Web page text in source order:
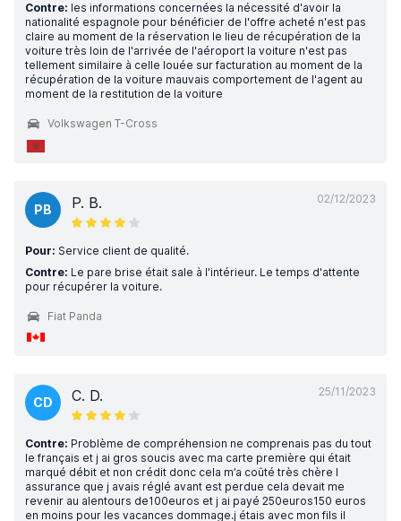
Contre: les informations concernées la nécessité d'avoir la
nationalité espagnole pour bénéficier de l'offre acheté n'est pas
claire au moment de la réservation le lieu de récupération de la
voiture très loin de l'arrivée de l'aéroport la voiture n'est pas
tellement similaire à celle louée sur facturation au moment de la
récupération de la voiture mauvais comportement de l'agent au
moment de la restitution de la voiture
Volkswagen T-Cross
02/12/2023
PB P. B.
Pour: Service client de qualité.
Contre: Le pare brise était sale à l'intérieur. Le temps d'attente
pour récupérer la voiture.
Fiat Panda
25/11/2023
CD C. D.
Contre: Problème de compréhension ne comprenais pas du tout
le français et j ai gros soucis avec ma carte première qui était
marqué débit et non crédit donc cela m’a coûté très chère l
assurance que j avais réglé avant est perdue cela devait me
revenir au alentours de100euros et j ai payé 250euros150 euros
en moins pour les vacances dommage.j étais avec mon fils il